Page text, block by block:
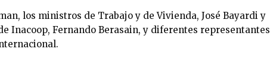
los ministros de Trabajo y de Vivienda, José Bayardi y
Inacoop, Fernando Berasain, y diferentes representantes